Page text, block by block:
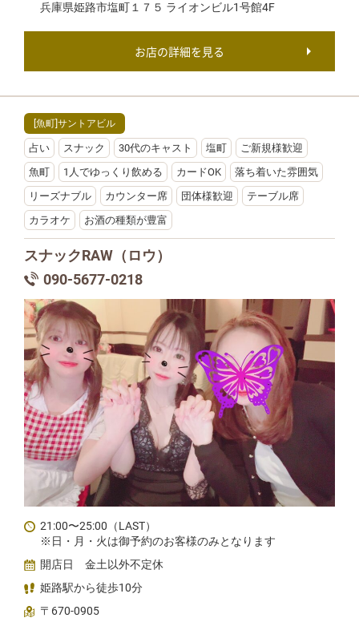
兵庫県姫路市塩町１７５ ライオンビル1号館4F
お店の詳細を見る
[魚町]サントアビル
占い スナック 30代のキャスト 塩町
ご新規様歓迎
魚町
1人でゆっくり飲める カードOK
落ち着いた雰囲気
リーズナブル
カウンター席 団体様歓迎
テーブル席
カラオケ
お酒の種類が豊富
スナックRAW（ロウ）
090-5677-0218
21:00〜25:00（LAST）
※日・月・火は御予約のお客様のみとなります
開店日 金土以外不定休
姫路駅から徒歩10分
〒670-0905